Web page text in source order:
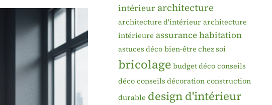
intérieur architecture
architecture d'intérieur architecture
intérieure assurance habitation
astuces déco bien-être chez soi
bricolage budget déco conseils
déco conseils décoration construction
durable design d'intérieur